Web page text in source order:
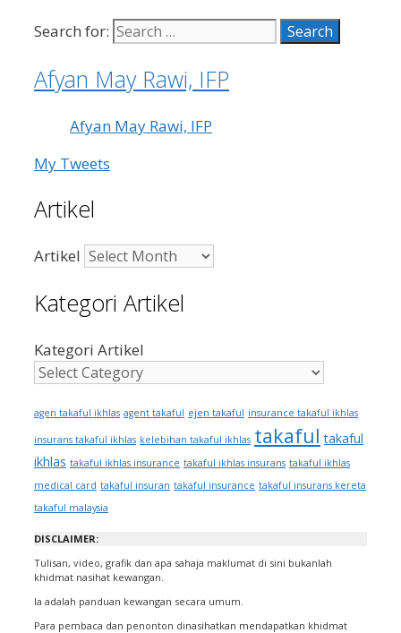
Search for:
Afyan May Rawi, IFP
Afyan May Rawi, IFP
My Tweets
Artikel
Artikel
Kategori Artikel
Kategori Artikel
agen takaful ikhlas agent takaful ejen takaful insurance takaful ikhlas
insurans takaful ikhlas kelebihan takaful ikhlas takaful takaful
ikhlas takaful ikhlas insurance takaful ikhlas insurans takaful ikhlas
medical card takaful insuran takaful insurance takaful insurans kereta
takaful malaysia
DISCLAIMER:
Tulisan, video, grafik dan apa sahaja maklumat di sini bukanlah
khidmat nasihat kewangan.
Ia adalah panduan kewangan secara umum.
Para pembaca dan penonton dinasihatkan mendapatkan khidmat